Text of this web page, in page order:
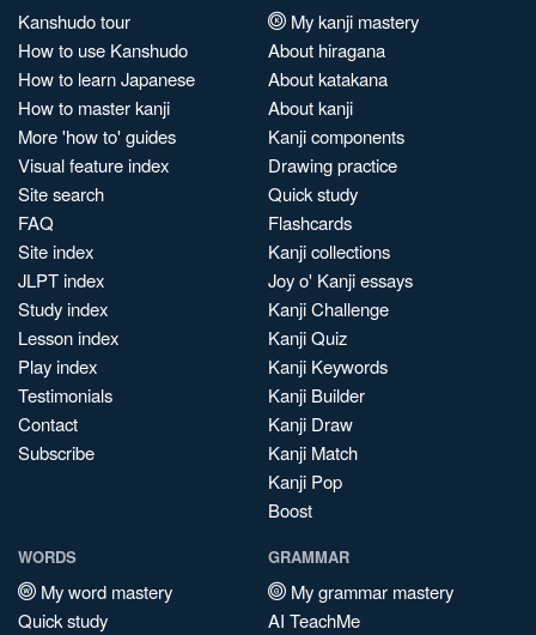
Kanshudo tour
How to use Kanshudo
How to learn Japanese
How to master kanji
More 'how to' guides
Visual feature index
Site search
FAQ
Site index
JLPT index
Study index
Lesson index
Play index
Testimonials
Contact
Subscribe
My kanji mastery
About hiragana
About katakana
About kanji
Kanji components
Drawing practice
Quick study
Flashcards
Kanji collections
Joy o' Kanji essays
Kanji Challenge
Kanji Quiz
Kanji Keywords
Kanji Builder
Kanji Draw
Kanji Match
Kanji Pop
Boost
WORDS
My word mastery
Quick study
GRAMMAR
My grammar mastery
AI TeachMe